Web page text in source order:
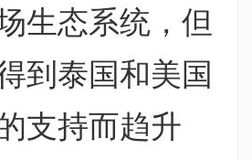
生态系统，但
到泰国和美国
支持而趋升